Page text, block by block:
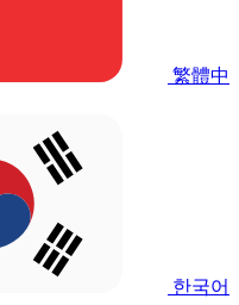
繁體中
한국어